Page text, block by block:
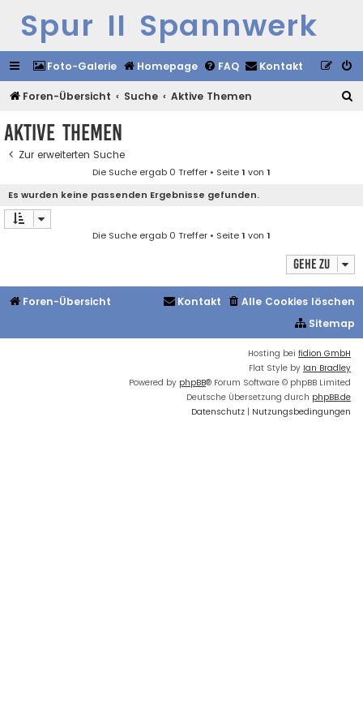
Spur II Spannwerk
Foto-Galerie Homepage FAQ Kontakt
Foren-Übersicht Suche Aktive Themen
Aktive Themen
Zur erweiterten Suche
Die Suche ergab 0 Treffer • Seite1 von 1
Es wurden keine passenden Ergebnisse gefunden.
Die Suche ergab 0 Treffer • Seite1 von 1
Gehe zu
Foren-Übersicht Alle Cookies löschen
Kontakt
Sitemap
Hosting bei fidion GmbH
Flat Style by Ian Bradley
Powered by phpBB® Forum Software © phpBB Limited
Deutsche Übersetzung durch phpBB.de
Datenschutz | Nutzungsbedingungen